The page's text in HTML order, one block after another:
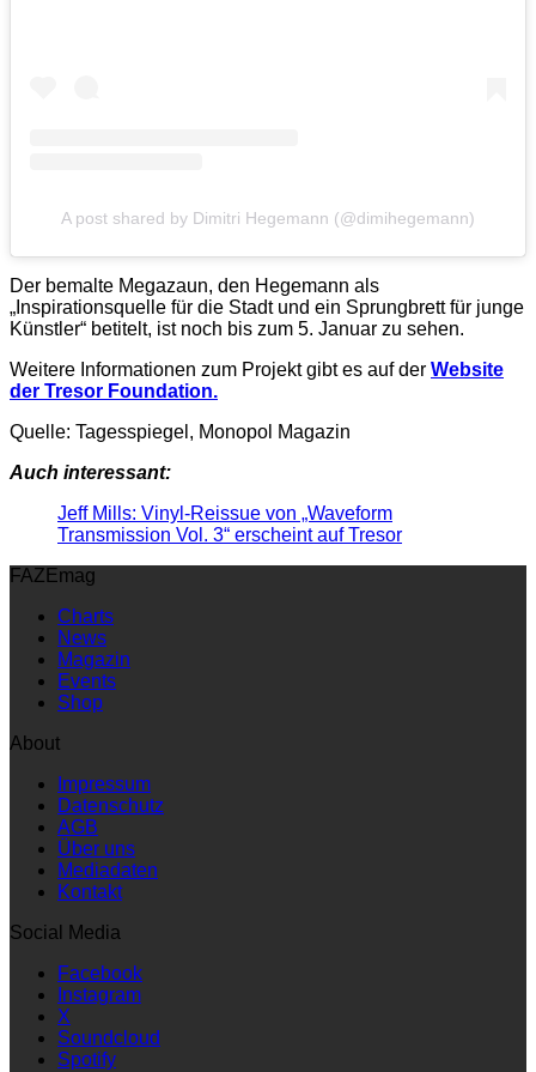
A post shared by Dimitri Hegemann (@dimihegemann)
Der bemalte Megazaun, den Hegemann als
„Inspirationsquelle für die Stadt und ein Sprungbrett für junge
Künstler“ betitelt, ist noch bis zum 5. Januar zu sehen.
Weitere Informationen zum Projekt gibt es auf der Website
der Tresor Foundation.
Quelle: Tagesspiegel, Monopol Magazin
Auch interessant:
Jeff Mills: Vinyl-Reissue von „Waveform
Transmission Vol. 3“ erscheint auf Tresor
FAZEmag
Charts
News
Magazin
Events
Shop
About
Impressum
Datenschutz
AGB
Über uns
Mediadaten
Kontakt
Social Media
Facebook
Instagram
X
Soundcloud
Spotify